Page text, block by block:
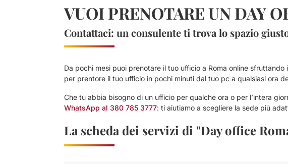
VUOI PRENOTARE UN DAY
Contattaci: un consulente ti trova lo spazio
Da pochi mesi puoi prenotare il tuo ufficio a Roma online
per prentore il tuo ufficio in pochi minuti dal tuo pc a qualsiasi ora
Che tu abbia bisogno di un ufficio per qualche ora o per l’intera
WhatsApp al 380 785 3777: ti aiutiamo a scegliere la sede più
La scheda dei servizi di "Day office